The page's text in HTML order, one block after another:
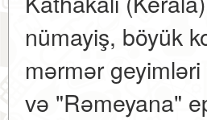
nümayiş, böyük
mərmər
və "Rəmeyana"